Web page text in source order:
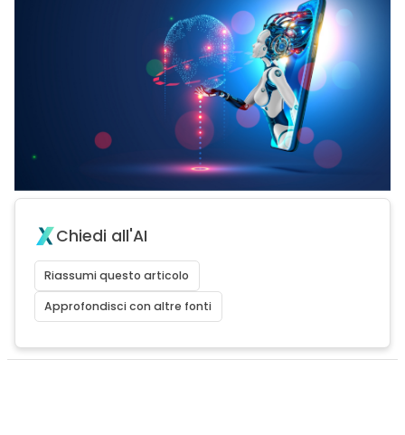
Chiedi all'AI
Riassumi questo articolo
Approfondisci con altre fonti